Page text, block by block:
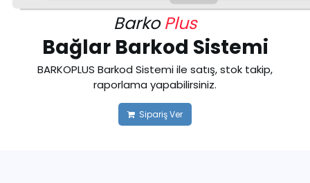
BarkoPlus
Bağlar Barkod Sistemi
BARKOPLUS Barkod Sistemi ile satış, stok takip,
raporlama yapabilirsiniz.
Sipariş Ver